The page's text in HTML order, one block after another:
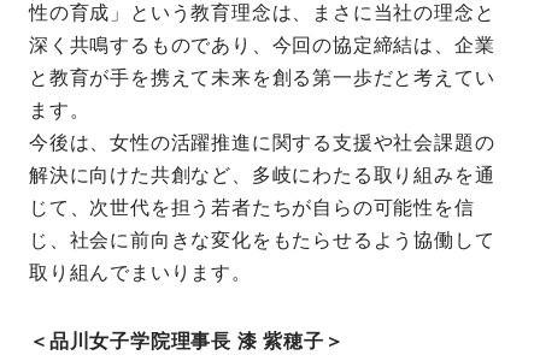
性の育成」という教育理念は、まさに当社の理念と
深く共鳴するものであり、今回の協定締結は、企業
と教育が手を携えて未来を創る第一歩だと考えてい
ます。
今後は、女性の活躍推進に関する支援や社会課題の
解決に向けた共創など、多岐にわたる取り組みを通
じて、次世代を担う若者たちが自らの可能性を信
じ、社会に前向きな変化をもたらせるよう協働して
取り組んでまいります。
＜品川女子学院理事長 漆 紫穂子＞